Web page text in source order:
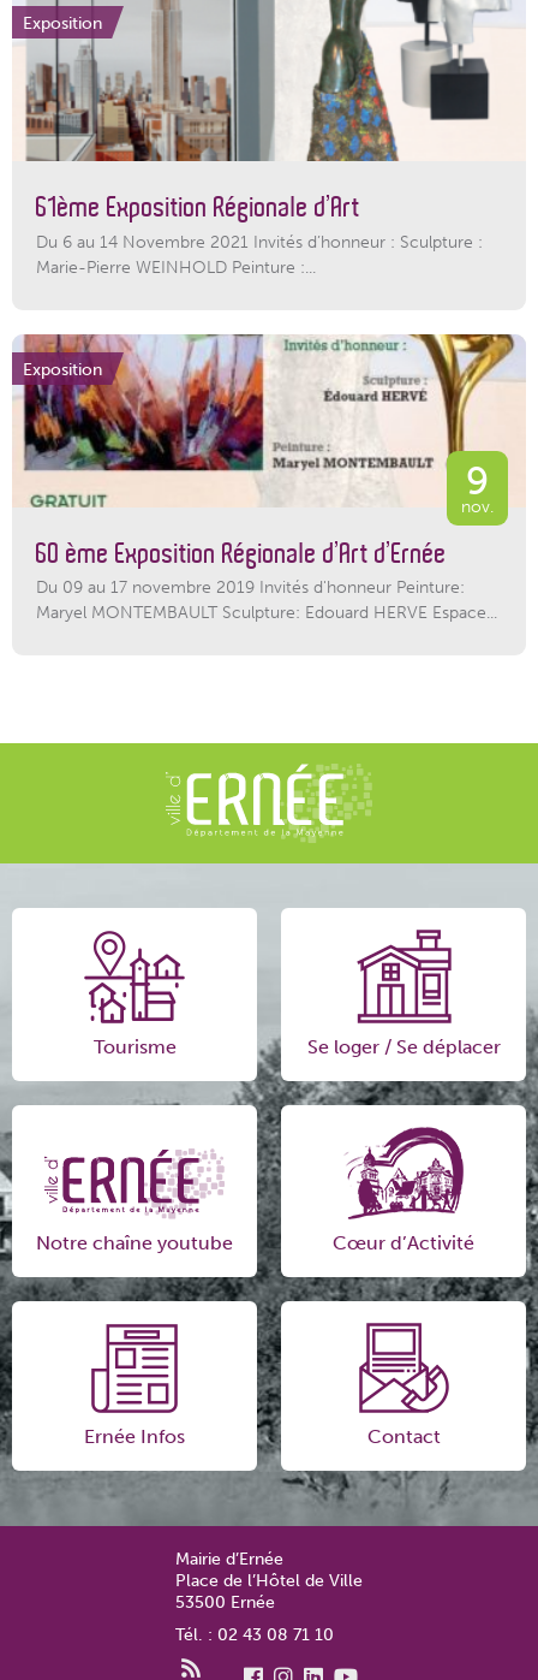
Exposition
61ème Exposition Régionale d’Art
Du 6 au 14 Novembre 2021 Invités d’honneur : Sculpture :
Marie-Pierre WEINHOLD Peinture :...
Exposition
9
nov.
60 ème Exposition Régionale d’Art d’Ernée
Du 09 au 17 novembre 2019 Invités d'honneur Peinture:
Maryel MONTEMBAULT Sculpture: Edouard HERVE Espace...
Tourisme Se loger / Se déplacer
Notre chaîne youtube Cœur d’Activité
Ernée Infos Contact
Mairie d’Ernée
Place de l’Hôtel de Ville
53500 Ernée
Tél. : 02 43 08 71 10